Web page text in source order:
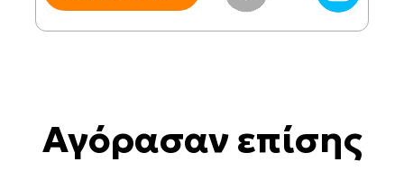
Αγόρασαν επίσης